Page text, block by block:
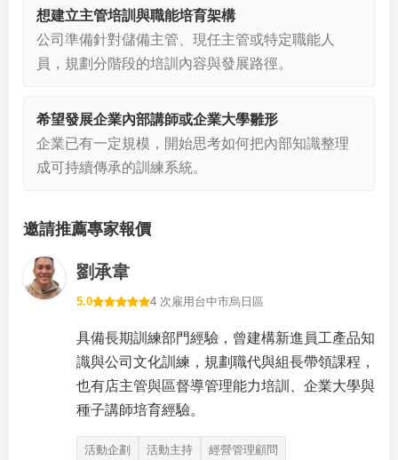
想建立主管培訓與職能培育架構
公司準備針對儲備主管、現任主管或特定職能人
員，規劃分階段的培訓內容與發展路徑。
希望發展企業內部講師或企業大學雛形
企業已有一定規模，開始思考如何把內部知識整理
成可持續傳承的訓練系統。
邀請推薦專家報價
劉承韋
5.0 4 次雇用 台中市烏日區
具備長期訓練部門經驗，曾建構新進員工產品知
識與公司文化訓練，規劃職代與組長帶領課程，
也有店主管與區督導管理能力培訓、企業大學與
種子講師培育經驗。
活動企劃 活動主持 經營管理顧問